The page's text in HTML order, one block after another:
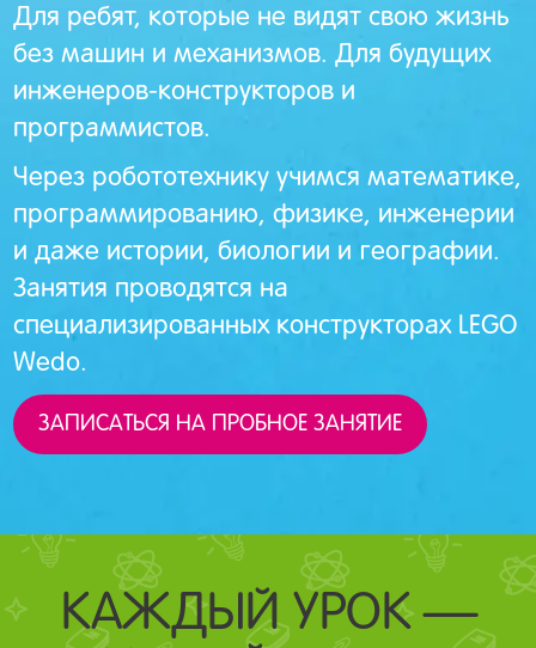
Для ребят, которые не видят свою жизнь
без машин и механизмов. Для будущих
инженеров-конструкторов и
программистов.
Через робототехнику учимся математике,
программированию, физике, инженерии
и даже истории, биологии и географии.
Занятия проводятся на
специализированных конструкторах LEGO
Wedo.
ЗАПИСАТЬСЯ НА ПРОБНОЕ ЗАНЯТИЕ
КАЖДЫЙ УРОК —